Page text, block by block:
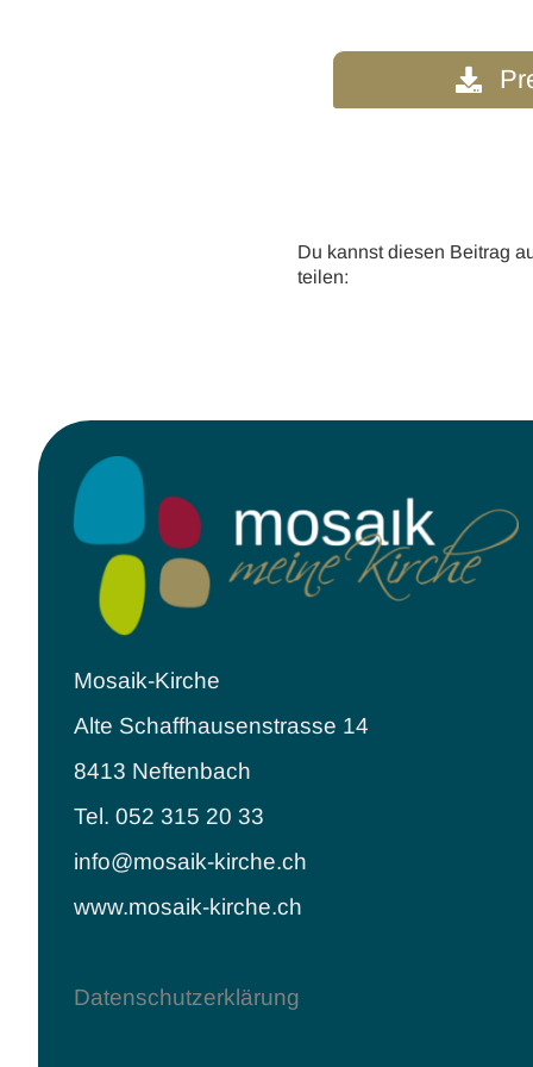
Du kannst diesen Beitrag
teilen:
Mosaik-Kirche
Alte Schaffhausenstrasse 14
8413 Neftenbach
Tel. 052 315 20 33
info@mosaik-kirche.ch
www.mosaik-kirche.ch
Datenschutzerklärung